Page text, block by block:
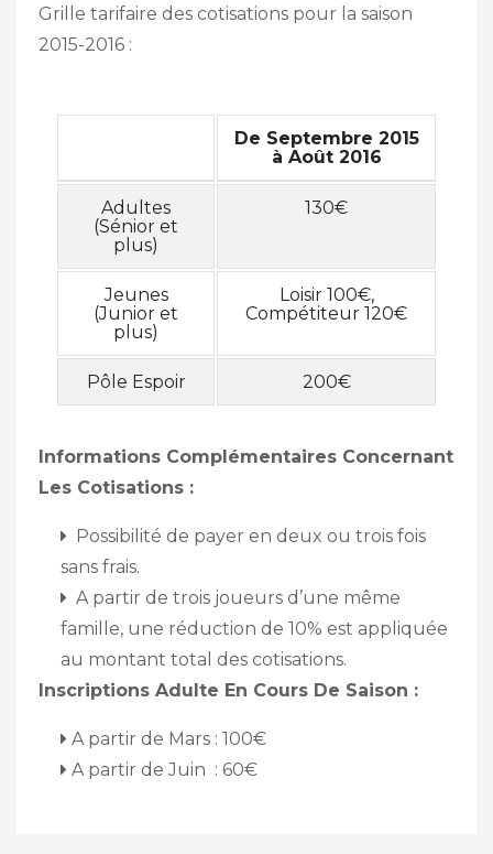
Grille tarifaire des cotisations pour la saison
2015-2016 :
De Septembre 2015
à Août 2016
Adultes
(Sénior et
plus)
130€
Jeunes
(Junior et
plus)
Loisir 100€,
Compétiteur 120€
Pôle Espoir 200€
Informations Complémentaires Concernant
Les Cotisations :
Possibilité de payer en deux ou trois fois
sans frais.
A partir de trois joueurs d’une même
famille, une réduction de 10% est appliquée
au montant total des cotisations.
Inscriptions Adulte En Cours De Saison :
A partir de Mars : 100€
A partir de Juin : 60€